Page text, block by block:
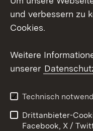
Kontakt
Cookies
und verbessern zu
Cookies.
Weitere
unserer
Technisch
Drittanbieter-
Facebook, X /